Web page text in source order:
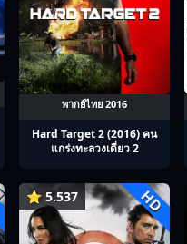
พากย์ไทย 2016
Hard Target 2 (2016) คน
แกร่งทะลวงเดี่ยว 2
⭐ 5.537 HD